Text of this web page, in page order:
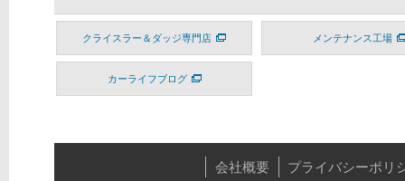
クライスラー＆ダッジ専門店 メンテナンス工場
カーライフブログ
会社概要 プライバシーポリ